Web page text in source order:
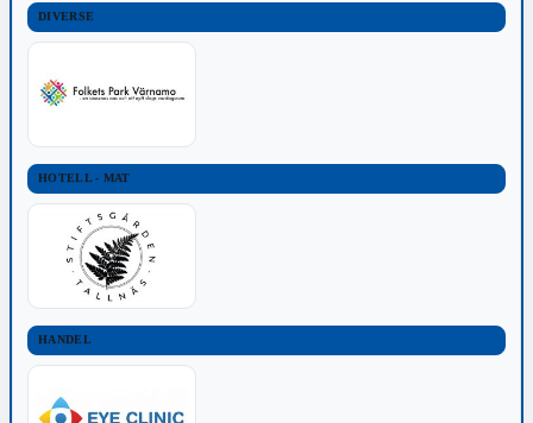
DIVERSE
HOTELL - MAT
HANDEL